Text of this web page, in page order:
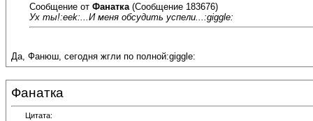
Сообщение от Фанатка (Сообщение 183676)
Ух ты!:eek:...И меня обсудить успели...:giggle:
Да, Фанюш, сегодня жгли по полной:giggle:
Фанатка
Цитата: